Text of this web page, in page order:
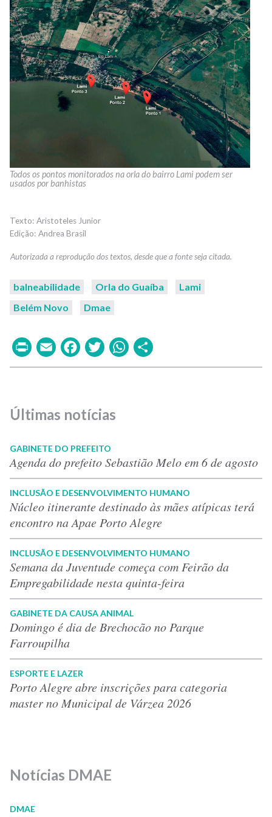
Todos os pontos monitorados na orla do bairro Lami podem ser
usados por banhistas
Aristoteles Junior
Andrea Brasil
balneabilidade Orla do Guaíba
Lami
Belém Novo
Dmae
PrintEmailFacebook
TwitterWhatsApp
Últimas notícias
GABINETE DO PREFEITO
Agenda do prefeito Sebastião Melo em 6 de agosto
INCLUSÃO E DESENVOLVIMENTO HUMANO
Núcleo itinerante destinado às mães atípicas terá
encontro na Apae Porto Alegre
INCLUSÃO E DESENVOLVIMENTO HUMANO
Semana da Juventude começa com Feirão da
Empregabilidade nesta quinta-feira
GABINETE DA CAUSA ANIMAL
Domingo é dia de Brechocão no Parque
Farroupilha
ESPORTE E LAZER
Porto Alegre abre inscrições para categoria
master no Municipal de Várzea 2026
Notícias DMAE
DMAE